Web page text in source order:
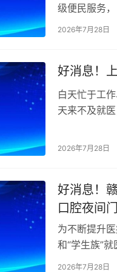
级便民服务
及夜间急需
2026年7月28日
好消息！
白天忙于工
天来不及就
2026年7月28日
好消息！
口腔夜间门
为不断提升
和“学生族”
病的要求，
2026年7月28日